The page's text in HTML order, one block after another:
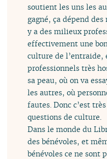
soutient les uns les
gagné, ça dépend
y a des milieux
effectivement une
culture de
professionnels très
sa peau, où on va
les autres, où
fautes. Donc c’est
questions de culture.
Dans le monde du
des bénévoles, et
bénévoles ce ne sont